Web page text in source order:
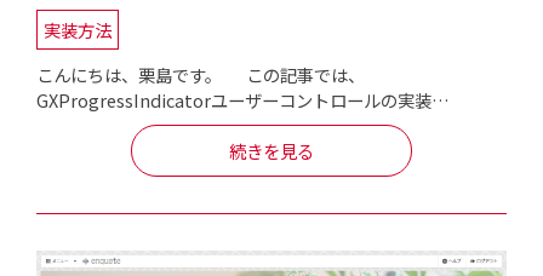
実装方法
こんにちは、栗島です。 この記事では、
GXProgressIndicatorユーザーコントロールの実装…
続きを見る